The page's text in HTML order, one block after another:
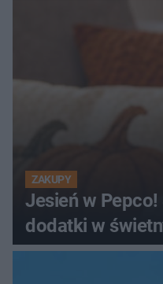
ZAKUPY
Jesień w
dodatki w